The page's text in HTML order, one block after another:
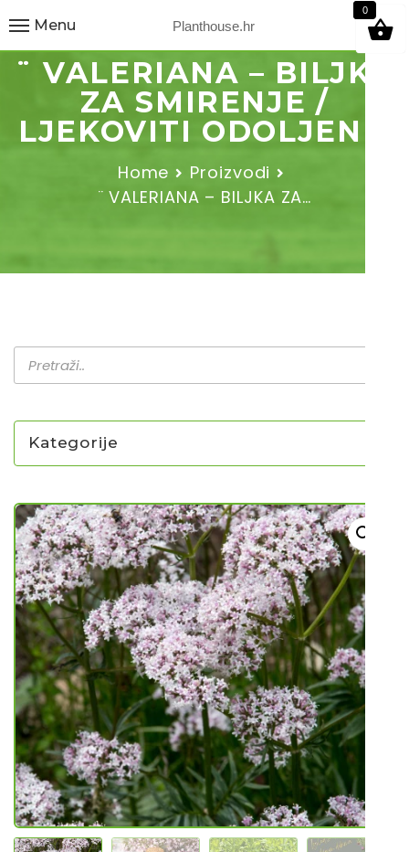
Planthouse.hr
Menu
9
¨ VALERIANA – BILJKA
ZA SMIRENJE /
LJEKOVITI ODOLJEN ¨
Home
Proizvodi
¨ VALERIANA – BILJKA ZA…
Kategorije
SADNICE
UKRASNO BILJE I TRAJNICE
GRMOVI/DRVEĆE
HIT SEZONE*** VRTNI SLJEZOVI
UKRASNE TRAVE
HORTENZIJE
LJEKOVITO I ZAČINSKO
VOĆE / BOBIČASTO VOĆE
Sjeme
Sjeme povrća
Rajčice
0